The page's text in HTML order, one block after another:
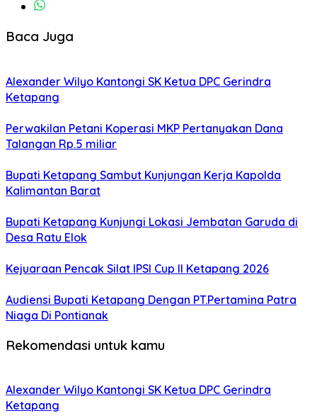
Baca Juga
Alexander Wilyo Kantongi SK Ketua DPC Gerindra
Ketapang
Perwakilan Petani Koperasi MKP Pertanyakan Dana
Talangan Rp.5 miliar
Bupati Ketapang Sambut Kunjungan Kerja Kapolda
Kalimantan Barat
Bupati Ketapang Kunjungi Lokasi Jembatan Garuda di
Desa Ratu Elok
Kejuaraan Pencak Silat IPSI Cup II Ketapang 2026
Audiensi Bupati Ketapang Dengan PT.Pertamina Patra
Niaga Di Pontianak
Rekomendasi untuk kamu
Alexander Wilyo Kantongi SK Ketua DPC Gerindra
Ketapang